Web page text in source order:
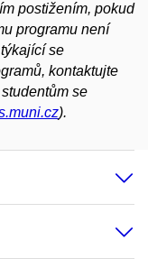
postižením, pokud
programu není
se
kontaktujte
se
).